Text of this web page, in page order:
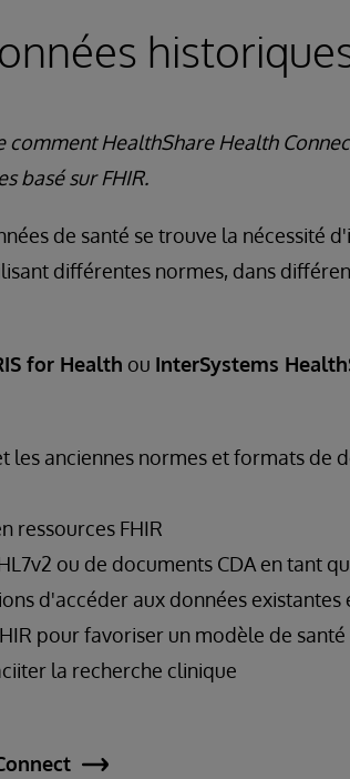
comment HealthShare Health
basé sur FHIR.
de santé se trouve la nécessité
différentes normes, dans
for Health ou InterSystems
les anciennes normes et formats de
ressources FHIR
ou de documents CDA en tant
d'accéder aux données
pour favoriser un modèle de
la recherche clinique